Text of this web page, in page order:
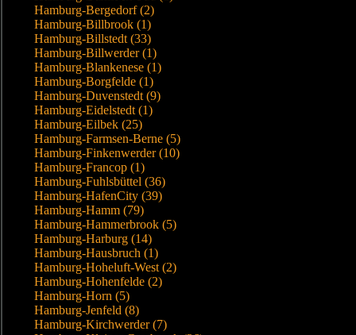
Hamburg-Bergedorf (2)
Hamburg-Billbrook (1)
Hamburg-Billstedt (33)
Hamburg-Billwerder (1)
Hamburg-Blankenese (1)
Hamburg-Borgfelde (1)
Hamburg-Duvenstedt (9)
Hamburg-Eidelstedt (1)
Hamburg-Eilbek (25)
Hamburg-Farmsen-Berne (5)
Hamburg-Finkenwerder (10)
Hamburg-Francop (1)
Hamburg-Fuhlsbüttel (36)
Hamburg-HafenCity (39)
Hamburg-Hamm (79)
Hamburg-Hammerbrook (5)
Hamburg-Harburg (14)
Hamburg-Hausbruch (1)
Hamburg-Hoheluft-West (2)
Hamburg-Hohenfelde (2)
Hamburg-Horn (5)
Hamburg-Jenfeld (8)
Hamburg-Kirchwerder (7)